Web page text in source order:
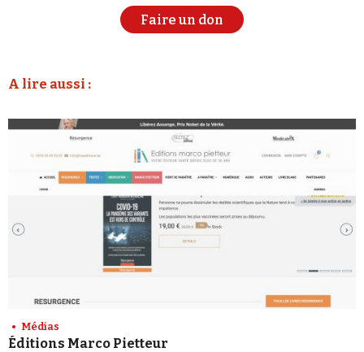
Faire un don
A lire aussi :
Médias
Éditions Marco Pietteur